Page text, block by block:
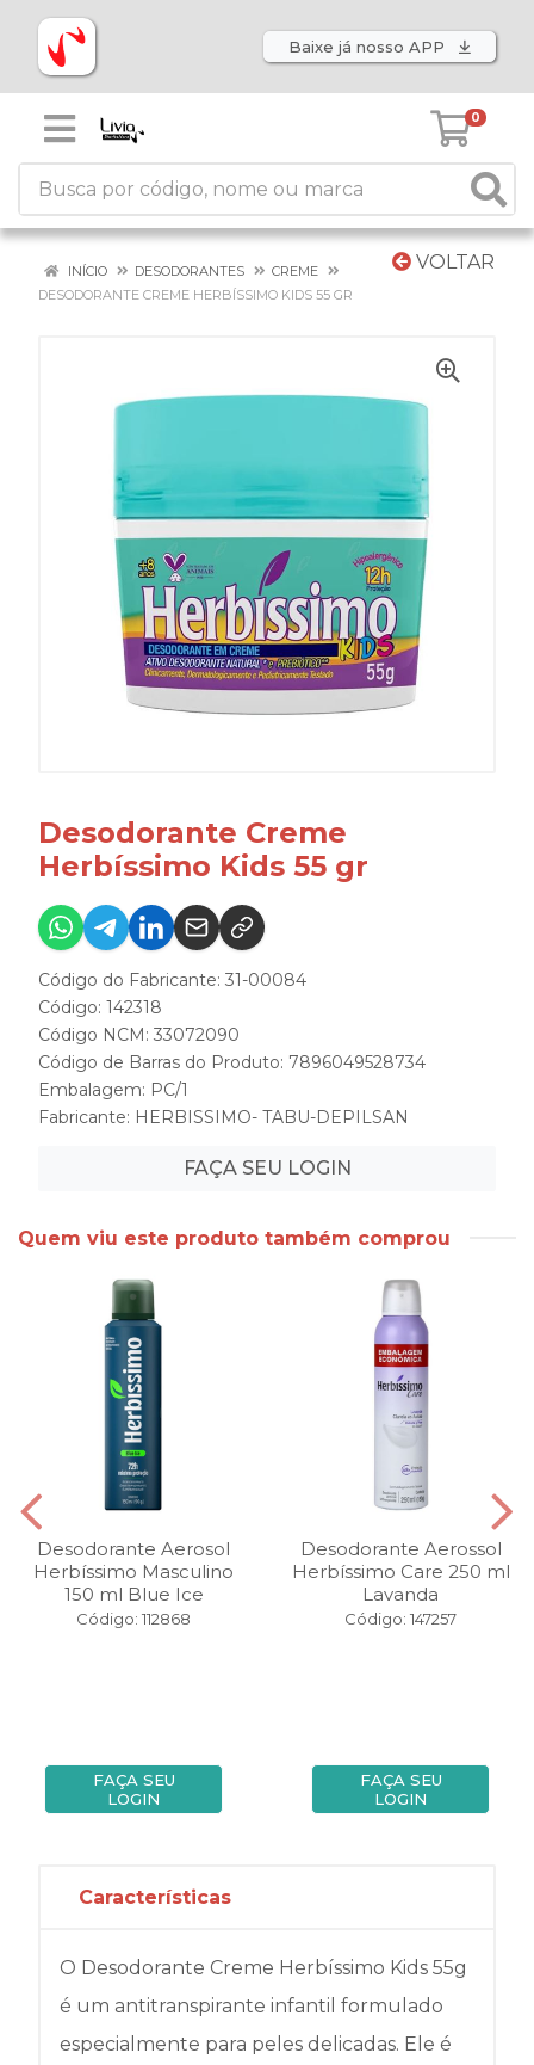
Baixe já nosso APP
0
VOLTAR
INÍCIO DESODORANTES
CREME
DESODORANTE CREME HERBÍSSIMO KIDS 55 GR
Desodorante Creme
Herbíssimo Kids 55 gr
Código do Fabricante: 31-00084
Código: 142318
Código NCM: 33072090
Código de Barras do Produto: 7896049528734
Embalagem: PC/1
Fabricante: HERBISSIMO- TABU-DEPILSAN
FAÇA SEU LOGIN
Quem viu este produto também comprou
Desodorante Aerosol
Herbíssimo Masculino
150 ml Blue Ice
Código: 112868
FAÇA SEU
LOGIN
Desodorante Aerossol
Herbíssimo Care 250 ml
Lavanda
Código: 147257
FAÇA SEU
LOGIN
Características
O Desodorante Creme Herbíssimo Kids 55g
é um antitranspirante infantil formulado
especialmente para peles delicadas. Ele é